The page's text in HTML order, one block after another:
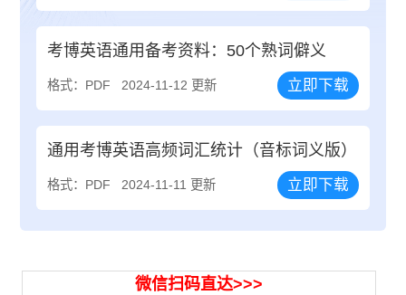
考博英语通用备考资料：50个熟词僻义
格式：PDF 2024-11-12 更新 立即下载
通用考博英语高频词汇统计（音标词义版）
格式：PDF 2024-11-11 更新 立即下载
微信扫码直达>>>